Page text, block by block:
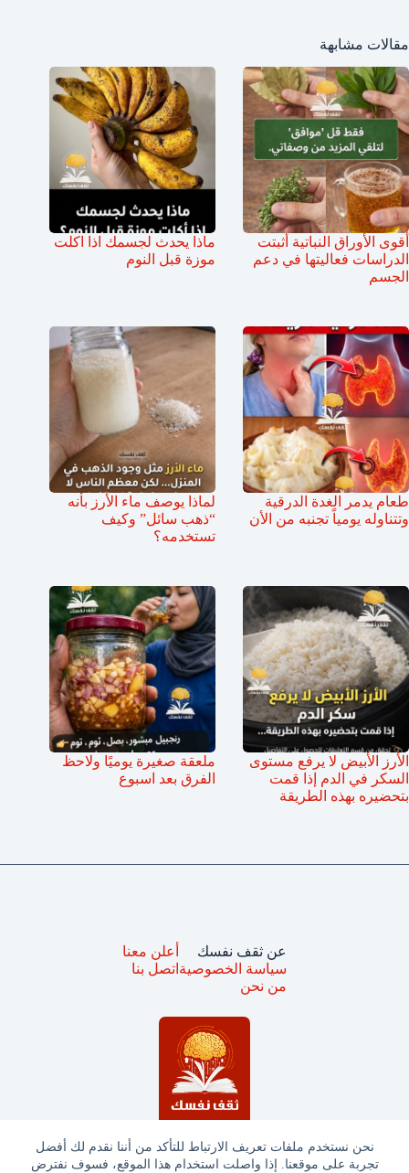
نحن نستخدم ملفات تعريف الارتباط للتأكد من أننا نقدم لك أفضل
تجربة على موقعنا. إذا واصلت استخدام هذا الموقع، فسوف نفترض
مقالات مشابهة
أقوى الأوراق النباتية أثبتت
الدراسات فعاليتها في دعم
الجسم
ماذا يحدث لجسمك اذا اكلت
موزة قبل النوم
طعام يدمر الغدة الدرقية
وتتناوله يومياً تجنبه من الأن
لماذا يوصف ماء الأرز بأنه
“ذهب سائل” وكيف
تستخدمه؟
الأرز الأبيض لا يرفع مستوى
السكر في الدم إذا قمت
بتحضيره بهذه الطريقة
ملعقة صغيرة يوميًا ولاحظ
الفرق بعد اسبوع
عن ثقف نفسك
سياسة الخصوصية
من نحن
أعلن معنا
اتصل بنا